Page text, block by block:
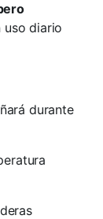
uso diario
durante